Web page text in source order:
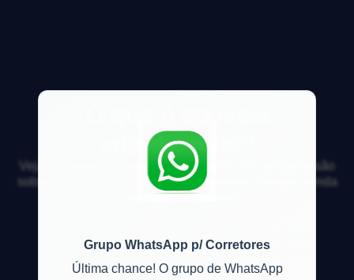
Grupo WhatsApp p/ Corretores
Última chance! O grupo de WhatsApp
adjudicados?
Veja respostas de especialistas e participe da discussão
sobre mercado imobiliário, financiamento, compra, venda
e locação de imóveis